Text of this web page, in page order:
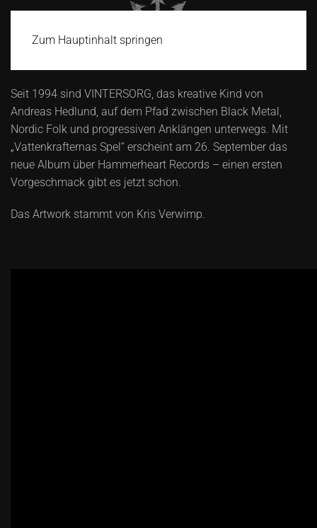
Zum Hauptinhalt springen
Seit 1994 sind VINTERSORG, das kreative Kind von
Andreas Hedlund, auf dem Pfad zwischen Black Metal,
Nordic Folk und progressiven Anklängen unterwegs. Mit
„Vattenkrafternas Spel“ erscheint am 26. September das
neue Album über Hammerheart Records – einen ersten
Vorgeschmack gibt es jetzt schon.
Das Artwork stammt von Kris Verwimp.